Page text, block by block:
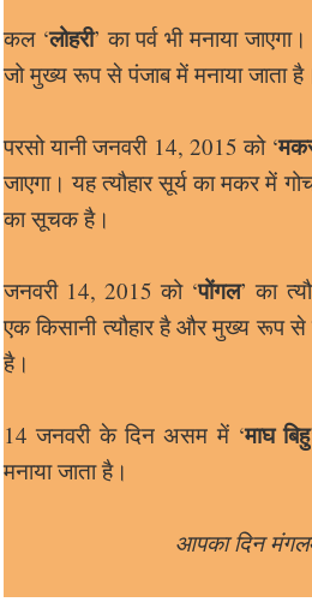
कल ‘लोहरी’ का पर्व भी मनाया
जो मुख्य रूप से पंजाब में मनाया जाता
परसो यानी जनवरी 14, 2015 को ‘
जाएगा। यह त्यौहार सूर्य का मकर में
का सूचक है।
जनवरी 14, 2015 को ‘पोंगल’ का
एक किसानी त्यौहार है और मुख्य रूप से
है।
14 जनवरी के दिन असम में ‘माघ बिहु
मनाया जाता है।
आपका दिन